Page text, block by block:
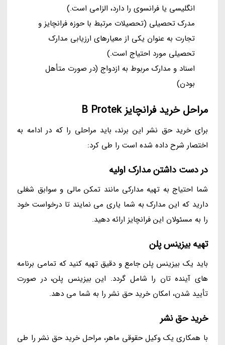
انگلیسی یا فرانسوی را دارد، الزامی است.)
مدرک تحصیلی (تحصیلات مرتبط با حوزه فرانچایز و
تجارت به عنوان یکی از معیارهای ارزیابی مدارک
تحصیلی مورد احتیاج است.)
اسناد و مدارک مربوط به ازدواج (در صورت متأهل
بودن)
مراحل خرید فرانچایز B Protek
برای خرید حق نشر این برند، باید مراحلی را که در ادامه به
اختصار شرح داده شده است را طی کرد:
در دست داشتن مدارک اولیه
شما احتیاج به تهیه مدارکی مانند تمکن مالی و سوابق شغلی
دارید که این مدارک به شما یاری می نمایند تا درخواست خود
را به مسئولان این فرانچایز ارائه دهید.
تهیه بیزینس پلن
باید یک بیزینس پلن جامع و دقیق تهیه کنید که تمامی برنامه
های آینده تان را شامل گردد. این بیزینس پلن، در صورت
تأیید شدن، امکان خرید حق نشر را به شما می دهد.
خرید حق نشر
با همکاری یک وکیل حقوقی ماهر، مراحل خرید حق نشر را طی